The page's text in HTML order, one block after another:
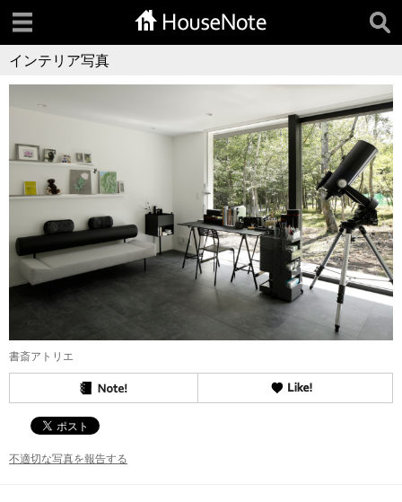
インテリア写真
書斎アトリエ
不適切な写真を報告する